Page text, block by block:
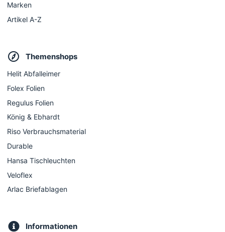
Marken
Artikel A-Z
Themenshops
Helit Abfalleimer
Folex Folien
Regulus Folien
König & Ebhardt
Riso Verbrauchsmaterial
Durable
Hansa Tischleuchten
Veloflex
Arlac Briefablagen
Informationen